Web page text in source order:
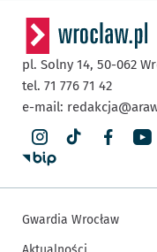
pl. Solny 14, 50-062
tel. 71 776 71 42
e-mail:
Gwardia Wrocław